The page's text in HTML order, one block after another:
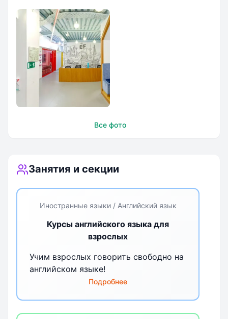
Все фото
Занятия и секции
Иностранные языки / Английский язык
Курсы английского языка для
взрослых
Учим взрослых говорить свободно на
английском языке!
Подробнее